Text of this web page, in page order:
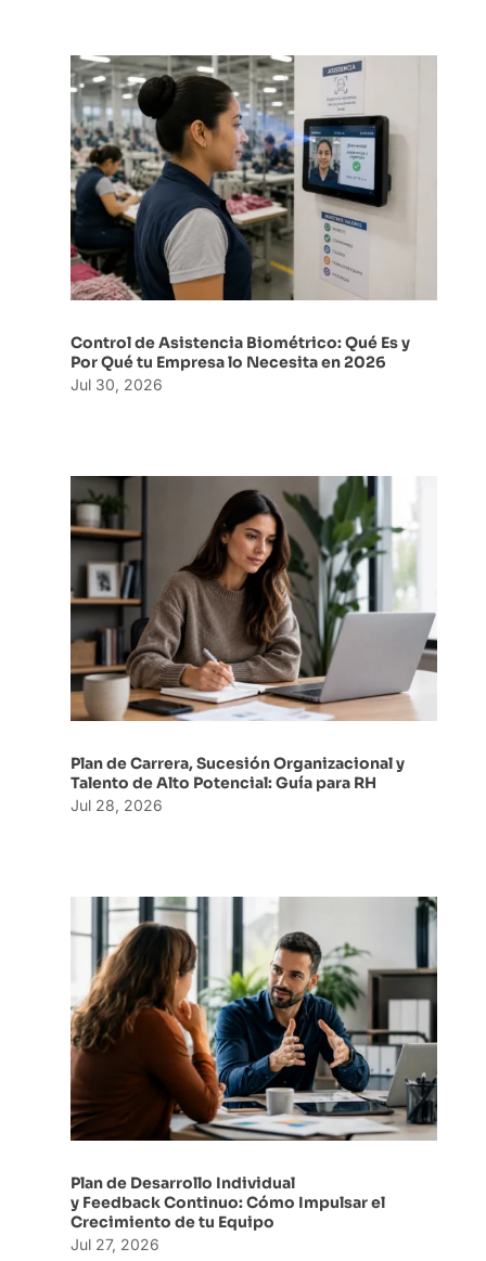
Control de Asistencia Biométrico: Qué Es y
Por Qué tu Empresa lo Necesita en 2026
Jul 30, 2026
Plan de Carrera, Sucesión Organizacional y
Talento de Alto Potencial: Guía para RH
Jul 28, 2026
Plan de Desarrollo Individual
y Feedback Continuo: Cómo Impulsar el
Crecimiento de tu Equipo
Jul 27, 2026